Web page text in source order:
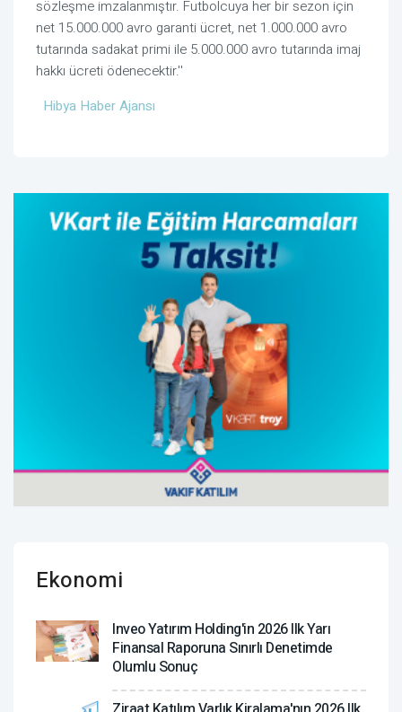
sözleşme imzalanmıştır. Futbolcuya her bir sezon için
net 15.000.000 avro garanti ücret, net 1.000.000 avro
tutarında sadakat primi ile 5.000.000 avro tutarında imaj
hakkı ücreti ödenecektir.''
Hibya Haber Ajansı
Ekonomi
Inveo Yatırım Holding'in 2026 Ilk Yarı
Finansal Raporuna Sınırlı Denetimde
Olumlu Sonuç